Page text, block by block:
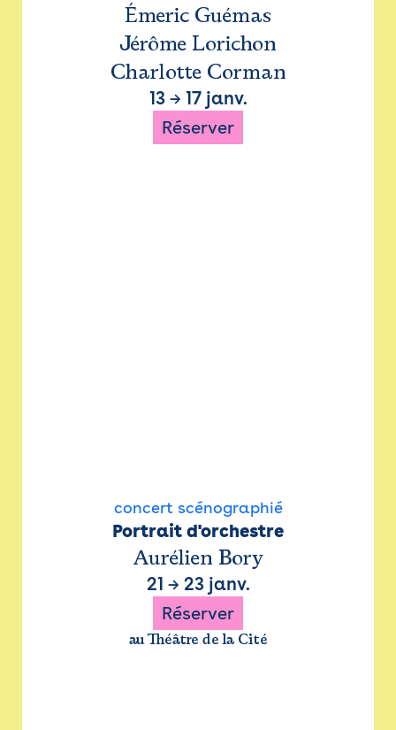
Émeric Guémas
Jérôme Lorichon
Charlotte Corman
13→ 17 janv.
Réserver
concert scénographié
Portrait d'orchestre
Aurélien Bory
21 → 23 janv.
Réserver
au Théâtre de la Cité